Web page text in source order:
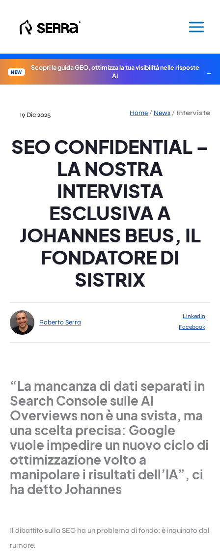
contenuto
NEW
Scopri la guida GEO, ottimizza la tua visibilità nelle risposte
AI
Home / News / Interviste
19 Dic 2025
SEO CONFIDENTIAL –
LA NOSTRA
INTERVISTA
ESCLUSIVA A
JOHANNES BEUS, IL
FONDATORE DI
SISTRIX
Roberto Serra
LinkedIn
Facebook
“La mancanza di dati separati in
Search Console sulle AI
Overviews non è una svista, ma
una scelta precisa: Google
vuole impedire un nuovo ciclo di
ottimizzazione volto a
manipolare i risultati dell’IA”, ci
ha detto Johannes
Il dibattito sulla SEO ha un problema di fondo: è inquinato dal
rumore.